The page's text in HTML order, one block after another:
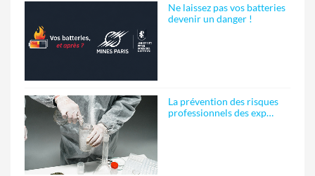
Ne laissez pas vos batteries
devenir un danger !
La prévention des risques
professionnels des exp…